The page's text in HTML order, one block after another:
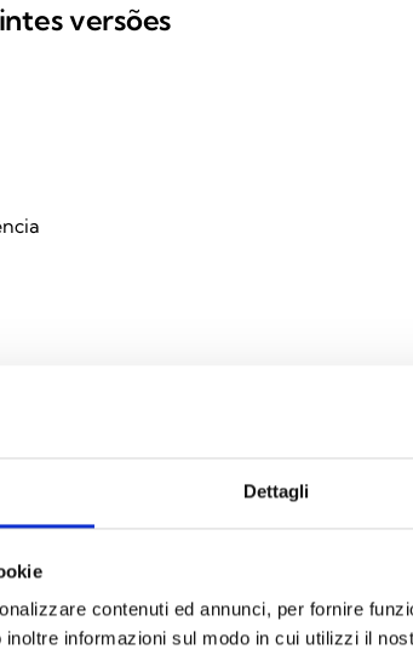
Dettagli
contenuti ed annunci, per fornire
informazioni sul modo in cui utilizzi il
versões